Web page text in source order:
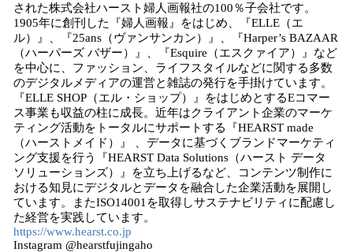
された株式会社ハースト婦人画報社の100％子会社です。
1905年に創刊した『婦人画報』をはじめ、『ELLE（エ
ル）』、『25ans（ヴァンサンカン）』、『Harper’s BAZAAR
（ハーパーズ バザー）』、『Esquire（エスクァイア）』など
を中心に、ファッション、ライフスタイルなどに関する多数
のデジタルメディアの運営と雑誌の発行を手掛けています。
『ELLE SHOP（エル・ショップ）』をはじめとするEコマー
ス事業も収益の柱に成長。近年はクライアント企業のマーケ
ティング活動をトータルにサポートする『HEARST made
（ハーストメイド）』 、データに基づくブランドマーケティ
ング支援を行う『HEARST Data Solutions（ハースト データ
ソリューションズ）』を立ち上げるなど、コンテンツ制作に
おける知見にデジタルとデータを融合した企業活動を展開し
ています。またISO14001を取得しサステナビリティに配慮し
た経営を実践しています。
https://www.hearst.co.jp
Instagram @hearstfujingaho